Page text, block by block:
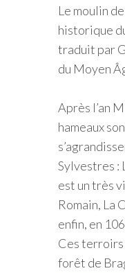
Le moulin
historique
traduit par
du Moyen
Après l’an
hameaux
Sylvestres :
est un très
Romain, La
enfin, en
Ces terroirs
forêt de